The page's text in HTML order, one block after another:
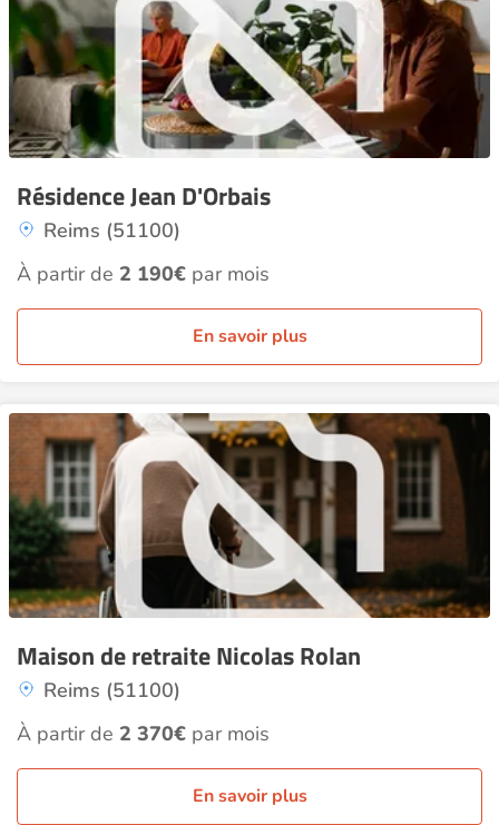
Résidence Jean D'Orbais
Reims (51100)
À partir de 2 190€ par mois
En savoir plus
Maison de retraite Nicolas Rolan
Reims (51100)
À partir de 2 370€ par mois
En savoir plus